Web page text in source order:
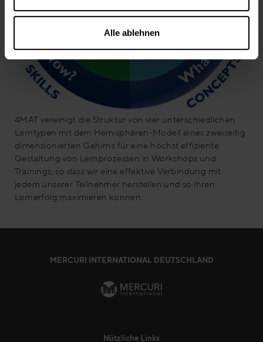
Alle ablehnen
4MAT vereinigt die Struktur von vier unterschiedlichen
Lerntypen mit dem Hemisphären-Modell eines zweiseitig
dimensionierten Gehirns für eine höchst effiziente
Gestaltung von Lernprozessen in Workshops und
Trainings, so dass wir eine effektive Verbindung mit
jedem unserer Teilnehmer herstellen und so ihren
Lernerfolg maximieren können.
MERCURI INTERNATIONAL DEUTSCHLAND
Nützliche Links